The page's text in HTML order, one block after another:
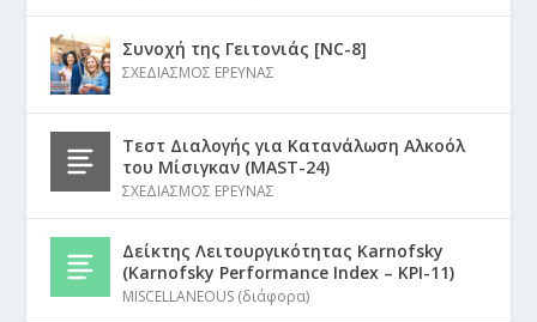
Συνοχή της Γειτονιάς [NC-8]
ΣΧΕΔΙΑΣΜΟΣ ΕΡΕΥΝΑΣ
Τεστ Διαλογής για Κατανάλωση Αλκοόλ
του Μίσιγκαν (MAST-24)
ΣΧΕΔΙΑΣΜΟΣ ΕΡΕΥΝΑΣ
Δείκτης Λειτουργικότητας Karnofsky
(Karnofsky Performance Index – KPI-11)
MISCELLANEOUS (διάφορα)